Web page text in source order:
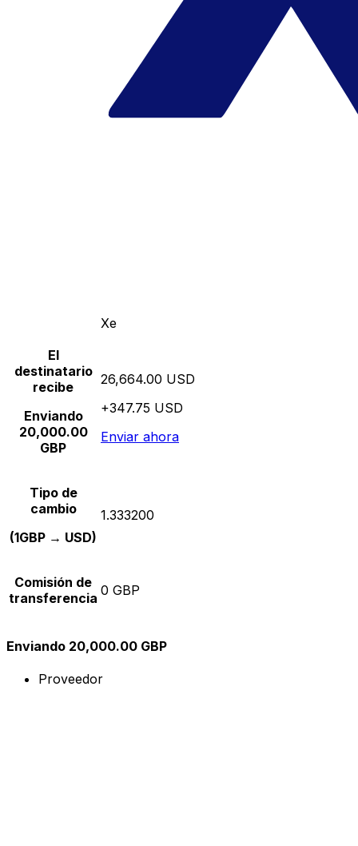
Xe
El
destinatario
recibe
Enviando
20,000.00
GBP
26,664.00 USD
+347.75 USD
Enviar ahora
Tipo de
cambio
(1GBP → USD)
1.333200
Comisión de
transferencia 0 GBP
Enviando 20,000.00 GBP
Proveedor